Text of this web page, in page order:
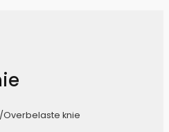
/Overbelaste knie